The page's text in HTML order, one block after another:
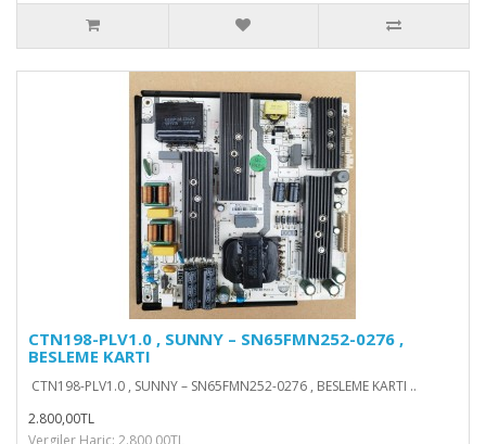
CTN198-PLV1.0 , SUNNY – SN65FMN252-0276 ,
BESLEME KARTI
CTN198-PLV1.0 , SUNNY – SN65FMN252-0276 , BESLEME KARTI ..
2.800,00TL
Vergiler Hariç: 2.800,00TL